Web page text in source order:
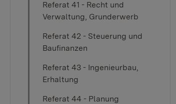
Referat 41 - Recht und
Verwaltung, Grunderwerb
Referat 42 - Steuerung und
Baufinanzen
Referat 43 - Ingenieurbau,
Erhaltung
Referat 44 - Planung